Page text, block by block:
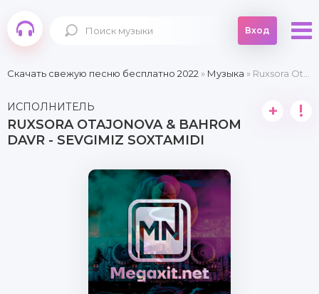
Вход
Скачать свежую песню бесплатно 2022 » Музыка » Ruxsora Otajonova & Bahrom Davr - Sevgimiz soxtamidi
ИСПОЛНИТЕЛЬ
RUXSORA OTAJONOVA & BAHROM
DAVR - SEVGIMIZ SOXTAMIDI
+ !